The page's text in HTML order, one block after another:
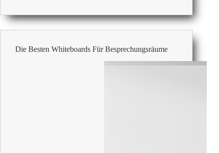
Rollcontainer
Die Besten Whiteboards Für Besprechungsräume